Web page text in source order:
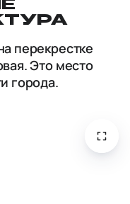
перекрестке
Это место
города.